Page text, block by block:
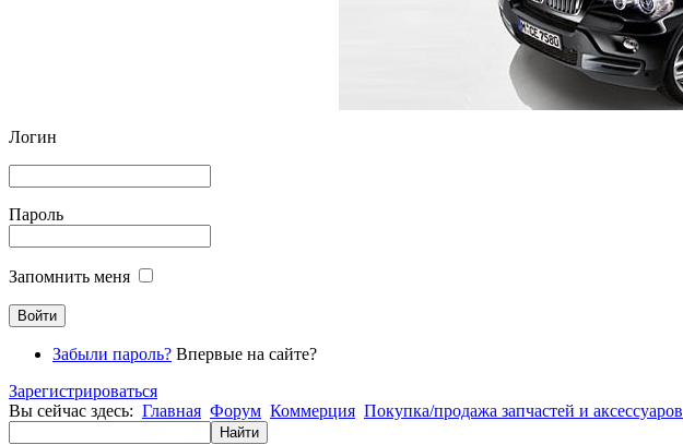
Логин
Пароль
Запомнить меня
Забыли пароль? Впервые на сайте?
Зарегистрироваться
Вы сейчас здесь: Главная Форум Коммерция Покупка/продажа запчастей и аксессуаров